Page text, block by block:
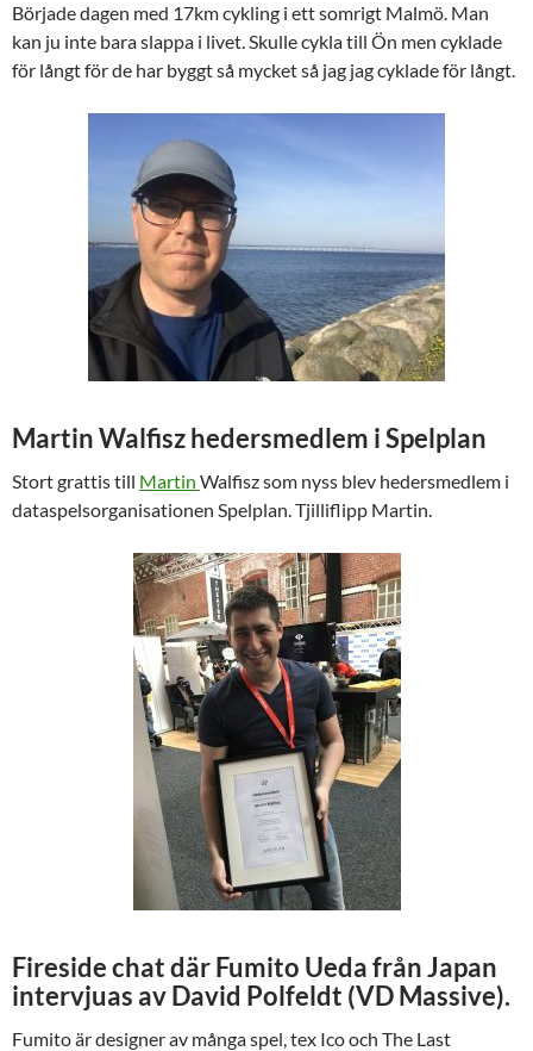
Började dagen med 17km cykling i ett somrigt Malmö. Man
kan ju inte bara slappa i livet. Skulle cykla till Ön men cyklade
för långt för de har byggt så mycket så jag jag cyklade för långt.
Martin Walfisz hedersmedlem i Spelplan
Stort grattis till Martin Walfisz som nyss blev hedersmedlem i
dataspelsorganisationen Spelplan. Tjilliflipp Martin.
Fireside chat där Fumito Ueda från Japan
intervjuas av David Polfeldt (VD Massive).
Fumito är designer av många spel, tex Ico och The Last